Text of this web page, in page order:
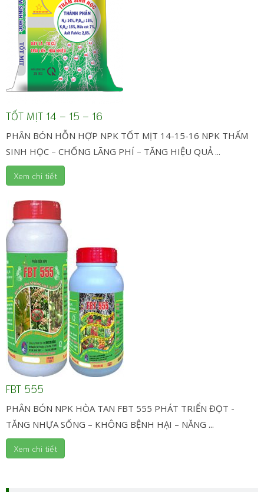
TỐT MỊT 14 – 15 – 16
PHÂN BÓN HỖN HỢP NPK TỐT MỊT 14-15-16 NPK THẤM
SINH HỌC – CHỐNG LÃNG PHÍ – TĂNG HIỆU QUẢ ...
Xem chi tiết
FBT 555
PHÂN BÓN NPK HÒA TAN FBT 555 PHÁT TRIỂN ĐỌT -
TĂNG NHỰA SỐNG – KHÔNG BỆNH HẠI – NĂNG ...
Xem chi tiết